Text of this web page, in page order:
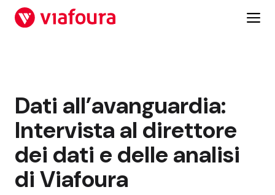
Dati all’avanguardia:
Intervista al direttore
dei dati e delle analisi
di Viafoura